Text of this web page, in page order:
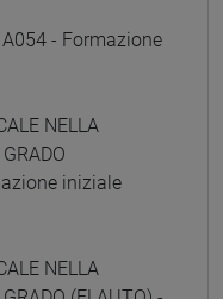
A054 - Formazione
NELLA
iniziale
NELLA